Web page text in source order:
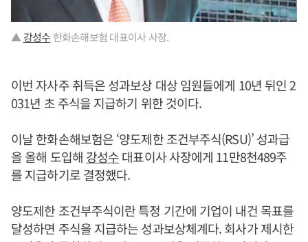
▲강성수 한화손해보험 대표이사 사장.
이번 자사주 취득은 성과보상 대상 임원들에게 10년 뒤인 2
031년 초 주식을 지급하기 위한 것이다.
이날 한화손해보험은 ‘양도제한 조건부주식(RSU)’ 성과급
을 올해 도입해 강성수대표이사 사장에게 11만8천489주
를 지급하기로 결정했다.
양도제한 조건부주식이란 특정 기간에 기업이 내건 목표를
달성하면 주식을 지급하는 성과보상체계다. 회사가 제시한